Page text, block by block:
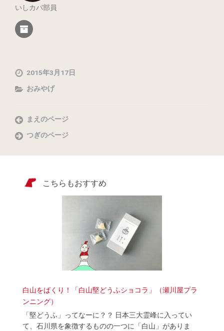
いしカバ部員
2015年3月17日
おみやげ
まえのページ
つぎのページ
こちらもおすすめ
白山をぱくり！「白山堅どうふショコラ」（瀬川屋プラ
ンニング）
「堅どうふ」ってなーに？？ 日本三大霊峰に入ってい
て、石川県を象徴するものの一つに「白山」がありま